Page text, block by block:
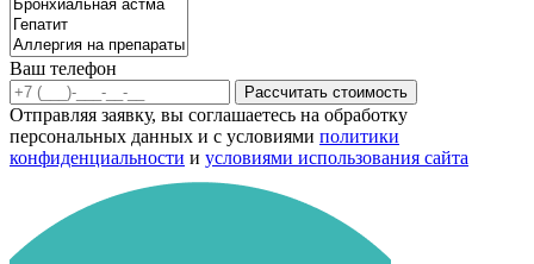
Ваш телефон
Рассчитать стоимость
Отправляя заявку, вы соглашаетесь на обработку
персональных данных и с условиями политики
конфиденциальности и условиями использования сайта